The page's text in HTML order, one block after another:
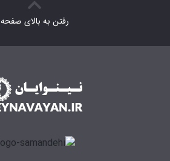
رفتن به بالای صفحه